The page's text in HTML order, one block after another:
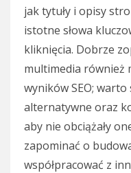
jak tytuły i opisy
istotne słowa
kliknięcia. Dobrze
multimedia również
wyników SEO;
alternatywne oraz
aby nie obciążały
zapominać o
współpracować z